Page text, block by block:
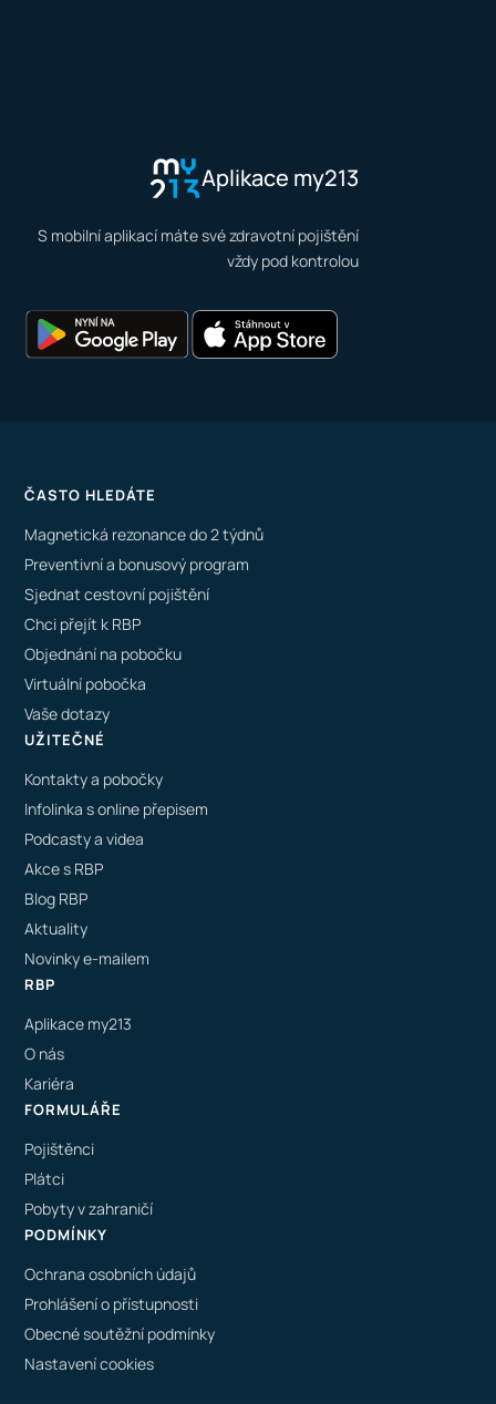
Aplikace my213
S mobilní aplikací máte své zdravotní pojištění
vždy pod kontrolou
ČASTO HLEDÁTE
Magnetická rezonance do 2 týdnů
Preventivní a bonusový program
Sjednat cestovní pojištění
Chci přejít k RBP
Objednání na pobočku
Virtuální pobočka
Vaše dotazy
UŽITEČNÉ
Kontakty a pobočky
Infolinka s online přepisem
Podcasty a videa
Akce s RBP
Blog RBP
Aktuality
Novinky e-mailem
RBP
Aplikace my213
O nás
Kariéra
FORMULÁŘE
Pojištěnci
Plátci
Pobyty v zahraničí
PODMÍNKY
Ochrana osobních údajů
Prohlášení o přístupnosti
Obecné soutěžní podmínky
Nastavení cookies